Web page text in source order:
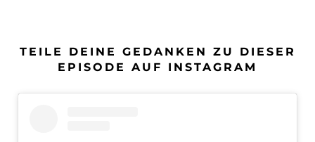
TEILE DEINE GEDANKEN ZU DIESER
EPISODE AUF INSTAGRAM